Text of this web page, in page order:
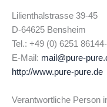
Lilienthalstrasse 39-45
D-64625 Bensheim
Tel.: +49 (0) 6251
E-Mail: mail@pure-
http://www.pure-pure.de
Verantwortliche Person